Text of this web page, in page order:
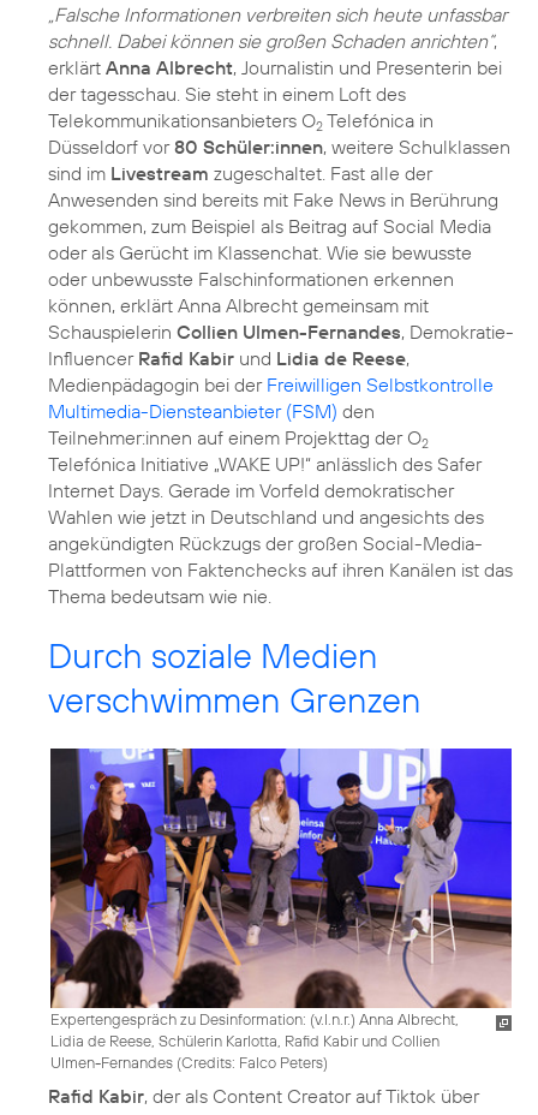
„Falsche Informationen verbreiten sich heute unfassbar
schnell. Dabei können sie großen Schaden anrichten“,
erklärt Anna Albrecht, Journalistin und Presenterin bei
der tagesschau. Sie steht in einem Loft des
Telekommunikationsanbieters O2 Telefónica in
Düsseldorf vor80 Schüler:innen, weitere Schulklassen
sind im Livestream zugeschaltet. Fast alle der
Anwesenden sind bereits mit Fake News in Berührung
gekommen, zum Beispiel als Beitrag auf Social Media
oder als Gerücht im Klassenchat. Wie sie bewusste
oder unbewusste Falschinformationen erkennen
können, erklärt Anna Albrecht gemeinsam mit
Schauspielerin Collien Ulmen-Fernandes, Demokratie-
Influencer Rafid Kabir und Lidia de Reese,
Medienpädagogin bei der Freiwilligen Selbstkontrolle
Multimedia-Diensteanbieter (FSM) den
Teilnehmer:innen auf einem Projekttag der O2
Telefónica Initiative „WAKE UP!“ anlässlich des Safer
Internet Days. Gerade im Vorfeld demokratischer
Wahlen wie jetzt in Deutschland und angesichts des
angekündigten Rückzugs der großen Social-Media-
Plattformen von Faktenchecks auf ihren Kanälen ist das
Thema bedeutsam wie nie.
Durch soziale Medien
verschwimmen Grenzen
Expertengespräch zu Desinformation: (v.l.n.r.) Anna Albrecht,
Lidia de Reese, Schülerin Karlotta, Rafid Kabir und Collien
Ulmen-Fernandes (Credits: Falco Peters)
Rafid Kabir, der als Content Creator auf Tiktok über